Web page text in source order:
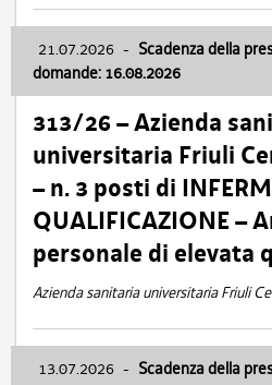
21.07.2026 - Scadenza della
domande: 16.08.2026
313/26 – Azienda
universitaria Friuli
– n. 3 posti di
QUALIFICAZIONE –
personale di elevata
Azienda sanitaria universitaria Friuli
13.07.2026 - Scadenza della